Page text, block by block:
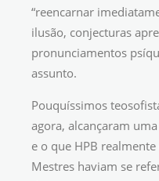
“reencarnar
ilusão, conjecturas
pronunciamentos
assunto.
Pouquíssimos
agora, alcançaram
e o que HPB
Mestres haviam se